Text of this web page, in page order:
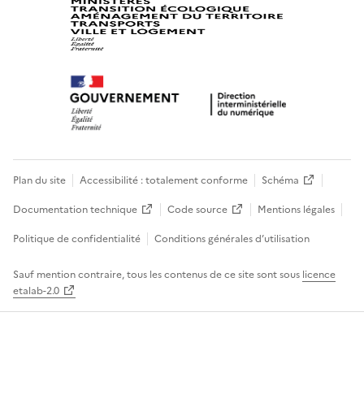
Plan du site Accessibilité : totalement conforme
Schéma
Documentation technique
Code source
Mentions légales
Politique de confidentialité
Conditions générales d’utilisation
Sauf mention contraire, tous les contenus de ce site sont sous licence
etalab-2.0